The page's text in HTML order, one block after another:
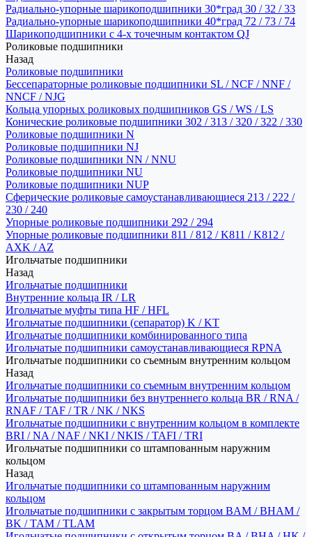
Радиально-упорные шарикоподшипники 30*град 30 / 32 / 33
Радиально-упорные шарикоподшипники 40*град 72 / 73 / 74
Шарикоподшипники с 4-х точечным контактом QJ
Роликовые подшипники
Назад
Роликовые подшипники
Бессепараторные роликовые подшипники SL / NCF / NNF /
NNCF / NJG
Кольца упорных роликовых подшипников GS / WS / LS
Конические роликовые подшипники 302 / 313 / 320 / 322 / 330
Роликовые подшипники N
Роликовые подшипники NJ
Роликовые подшипники NN / NNU
Роликовые подшипники NU
Роликовые подшипники NUP
Сферические роликовые самоустанавливающиеся 213 / 222 /
230 / 240
Упорные роликовые подшипники 292 / 294
Упорные роликовые подшипники 811 / 812 / K811 / K812 /
AXK / AZ
Игольчатые подшипники
Назад
Игольчатые подшипники
Внутренние кольца IR / LR
Игольчатые муфты типа HF / HFL
Игольчатые подшипники (сепаратор) K / KT
Игольчатые подшипники комбинированного типа
Игольчатые подшипники самоустанавливающиеся RPNA
Игольчатые подшипники со съемным внутренним кольцом
Назад
Игольчатые подшипники со съемным внутренним кольцом
Игольчатые подшипники без внутреннего кольца BR / RNA /
RNAF / TAF / TR / NK / NKS
Игольчатые подшипники с внутренним кольцом в комплекте
BRI / NA / NAF / NKI / NKIS / TAFI / TRI
Игольчатые подшипники со штампованным наружним
кольцом
Назад
Игольчатые подшипники со штампованным наружним
кольцом
Игольчатые подшипники с закрытым торцом BAM / BHAM /
BK / TAM / TLAM